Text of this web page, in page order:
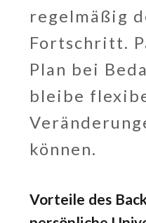
regelmäßig
Fortschritt.
Plan bei
bleibe
können.
Vorteile des